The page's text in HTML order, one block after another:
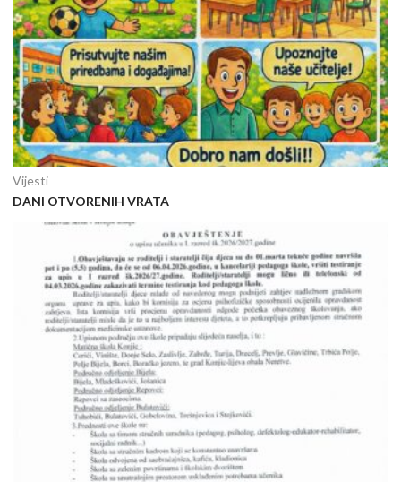
Vijesti
DANI OTVORENIH VRATA